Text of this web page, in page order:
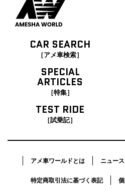
CAR SEARCH
［アメ車検索］
SPECIAL
ARTICLES
［特集］
TEST RIDE
［試乗記］
アメ車ワールドとは ニュー
特定商取引法に基づく表記